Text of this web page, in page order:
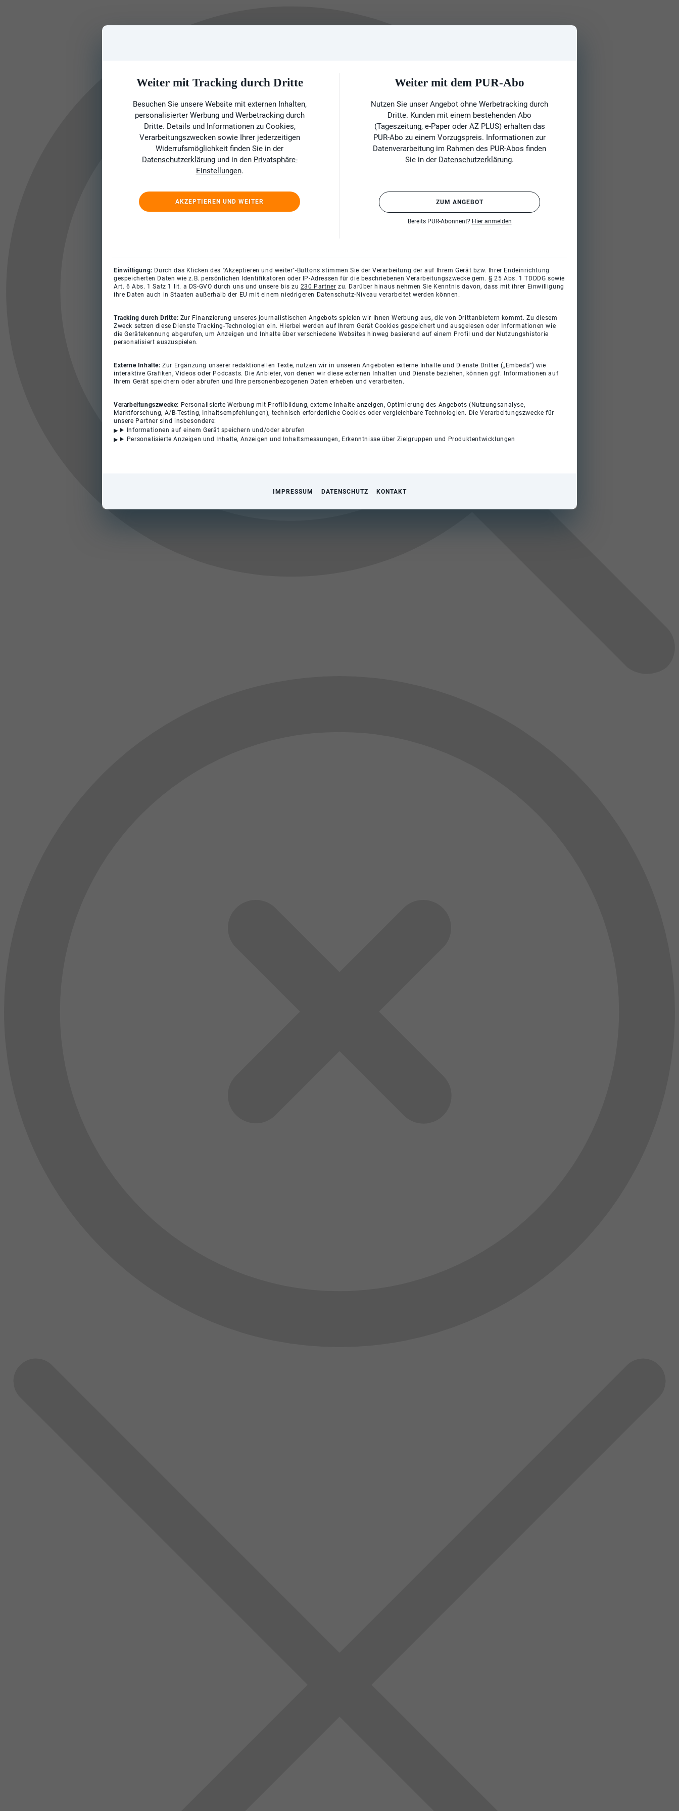
Weiter mit Tracking durch Dritte
Besuchen Sie unsere Website mit externen Inhalten,
personalisierter Werbung und Werbetracking durch
Dritte. Details und Informationen zu Cookies,
Verarbeitungszwecken sowie Ihrer jederzeitigen
Widerrufsmöglichkeit finden Sie in der
Datenschutzerklärungund in den Privatsphäre-
Einstellungen.
AKZEPTIEREN UND WEITER
Weiter mit dem PUR-Abo
Nutzen Sie unser Angebot ohne Werbetracking durch
Dritte. Kunden mit einem bestehenden Abo
(Tageszeitung, e-Paper oder AZ PLUS) erhalten das
PUR-Abo zu einem Vorzugspreis. Informationen zur
Datenverarbeitung im Rahmen des PUR-Abos finden
Sie in der Datenschutzerklärung.
ZUM ANGEBOT
Bereits PUR-Abonnent? Hier anmelden
Einwilligung: Durch das Klicken des "Akzeptieren und weiter"-Buttons stimmen Sie der Verarbeitung der auf Ihrem Gerät bzw. Ihrer Endeinrichtung
gespeicherten Daten wie z.B. persönlichen Identifikatoren oder IP-Adressen für die beschriebenen Verarbeitungszwecke gem. § 25 Abs. 1 TDDDG sowie
Art. 6 Abs. 1 Satz 1 lit. a DS-GVO durch uns und unsere bis zu 230 Partner zu. Darüber hinaus nehmen Sie Kenntnis davon, dass mit ihrer Einwilligung
ihre Daten auch in Staaten außerhalb der EU mit einem niedrigeren Datenschutz-Niveau verarbeitet werden können.
Tracking durch Dritte: Zur Finanzierung unseres journalistischen Angebots spielen wir Ihnen Werbung aus, die von Drittanbietern kommt. Zu diesem
Zweck setzen diese Dienste Tracking-Technologien ein. Hierbei werden auf Ihrem Gerät Cookies gespeichert und ausgelesen oder Informationen wie
die Gerätekennung abgerufen, um Anzeigen und Inhalte über verschiedene Websites hinweg basierend auf einem Profil und der Nutzungshistorie
personalisiert auszuspielen.
Externe Inhalte:Zur Ergänzung unserer redaktionellen Texte, nutzen wir in unseren Angeboten externe Inhalte und Dienste Dritter („Embeds“) wie
interaktive Grafiken, Videos oder Podcasts. Die Anbieter, von denen wir diese externen Inhalten und Dienste beziehen, können ggf. Informationen auf
Ihrem Gerät speichern oder abrufen und Ihre personenbezogenen Daten erheben und verarbeiten.
Verarbeitungszwecke: Personalisierte Werbung mit Profilbildung, externe Inhalte anzeigen, Optimierung des Angebots (Nutzungsanalyse,
Marktforschung, A/B-Testing, Inhaltsempfehlungen), technisch erforderliche Cookies oder vergleichbare Technologien. Die Verarbeitungszwecke für
unsere Partner sind insbesondere:
Informationen auf einem Gerät speichern und/oder abrufen
Personalisierte Anzeigen und Inhalte, Anzeigen und Inhaltsmessungen, Erkenntnisse über Zielgruppen und Produktentwicklungen
IMPRESSUM DATENSCHUTZ KONTAKT